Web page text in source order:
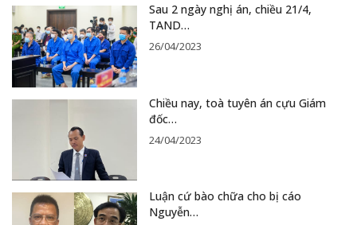
Sau 2 ngày nghị án, chiều 21/4,
TAND…
26/04/2023
Chiều nay, toà tuyên án cựu Giám
đốc…
24/04/2023
Luận cứ bào chữa cho bị cáo
Nguyễn…